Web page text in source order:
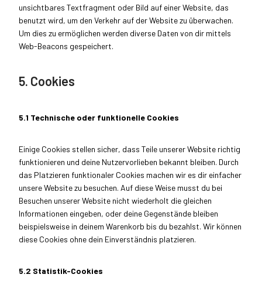
unsichtbares Textfragment oder Bild auf einer Website, das
benutzt wird, um den Verkehr auf der Website zu überwachen.
Um dies zu ermöglichen werden diverse Daten von dir mittels
Web-Beacons gespeichert.
5. Cookies
5.1 Technische oder funktionelle Cookies
Einige Cookies stellen sicher, dass Teile unserer Website richtig
funktionieren und deine Nutzervorlieben bekannt bleiben. Durch
das Platzieren funktionaler Cookies machen wir es dir einfacher
unsere Website zu besuchen. Auf diese Weise musst du bei
Besuchen unserer Website nicht wiederholt die gleichen
Informationen eingeben, oder deine Gegenstände bleiben
beispielsweise in deinem Warenkorb bis du bezahlst. Wir können
diese Cookies ohne dein Einverständnis platzieren.
5.2 Statistik-Cookies